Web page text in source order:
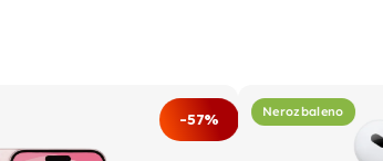
-57% Nerozbaleno